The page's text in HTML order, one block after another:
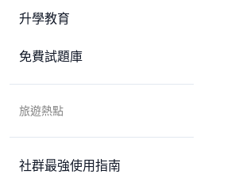
升學教育
免費試題庫
旅遊熱點
社群最強使用指南